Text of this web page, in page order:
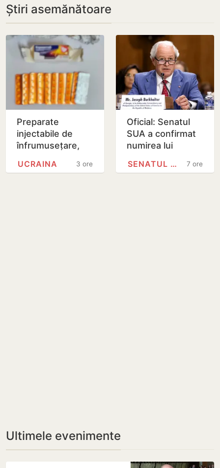
Știri asemănătoare
Preparate
injectabile de
înfrumusețare,
colet poștal,
3 ore
UCRAINA
Oficial: Senatul
SUA a confirmat
numirea lui
Burkhalter în
7 ore
SENATUL SUA
Ultimele evenimente